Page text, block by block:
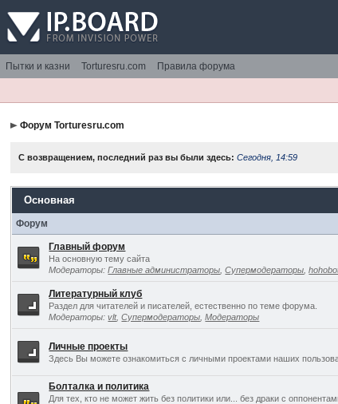
Пытки и казни Torturesru.com Правила форума
Форум Torturesru.com
С возвращением, последний раз вы были здесь:Сегодня, 14:59
Основная
Форум
Главный форум
На основную тему сайта
Модераторы:Главные администраторы ,Супермодераторы ,
Литературный клуб
Раздел для читателей и писателей, естественно по теме форума.
Модераторы:vlt,Супермодераторы ,Модераторы
Личные проекты
Здесь Вы можете ознакомиться с личными проектами наших
Болталка и политика
Для тех, кто не может жить без политики или... без драки с